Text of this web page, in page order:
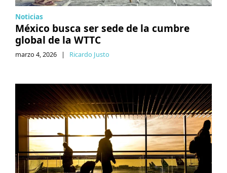
Noticias
México busca ser sede de la cumbre
global de la WTTC
marzo 4, 2026 | Ricardo Justo